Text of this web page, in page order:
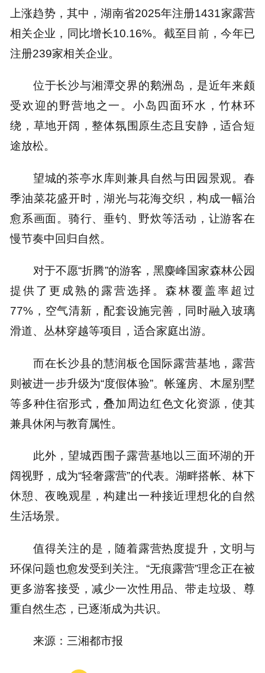
上涨趋势，其中，湖南省2025年注册1431家露营
相关企业，同比增长10.16%。截至目前，今年已
注册239家相关企业。
位于长沙与湘潭交界的鹅洲岛，是近年来颇
受欢迎的野营地之一。小岛四面环水，竹林环
绕，草地开阔，整体氛围原生态且安静，适合短
途放松。
望城的茶亭水库则兼具自然与田园景观。春
季油菜花盛开时，湖光与花海交织，构成一幅治
愈系画面。骑行、垂钓、野炊等活动，让游客在
慢节奏中回归自然。
对于不愿“折腾”的游客，黑麋峰国家森林公园
提供了更成熟的露营选择。森林覆盖率超过
77%，空气清新，配套设施完善，同时融入玻璃
滑道、丛林穿越等项目，适合家庭出游。
而在长沙县的慧润板仓国际露营基地，露营
则被进一步升级为“度假体验”。帐篷房、木屋别墅
等多种住宿形式，叠加周边红色文化资源，使其
兼具休闲与教育属性。
此外，望城西围子露营基地以三面环湖的开
阔视野，成为“轻奢露营”的代表。湖畔搭帐、林下
休憩、夜晚观星，构建出一种接近理想化的自然
生活场景。
值得关注的是，随着露营热度提升，文明与
环保问题也愈发受到关注。“无痕露营”理念正在被
更多游客接受，减少一次性用品、带走垃圾、尊
重自然生态，已逐渐成为共识。
来源：三湘都市报